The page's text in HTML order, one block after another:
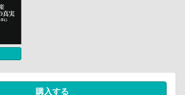
購入する